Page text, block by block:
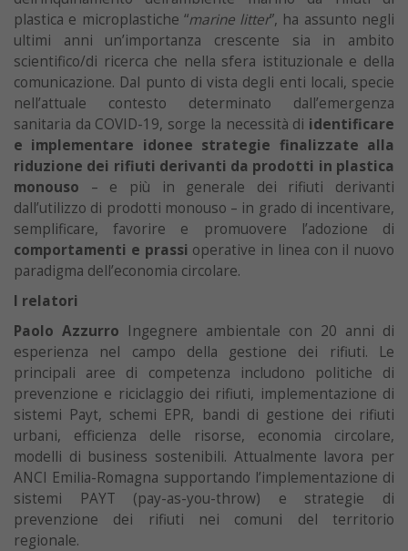
plastica e microplastiche “marine litter”, ha assunto negli
ultimi anni un’importanza crescente sia in ambito
scientifico/di ricerca che nella sfera istituzionale e della
comunicazione. Dal punto di vista degli enti locali, specie
nell’attuale contesto determinato dall’emergenza
sanitaria da COVID-19, sorge la necessità di identificare
e implementare idonee strategie finalizzate alla
riduzione dei rifiuti derivanti da prodotti in plastica
monouso – e più in generale dei rifiuti derivanti
dall’utilizzo di prodotti monouso – in grado di incentivare,
semplificare, favorire e promuovere l’adozione di
comportamenti e prassi operative in linea con il nuovo
paradigma dell’economia circolare.
I relatori
Paolo Azzurro Ingegnere ambientale con 20 anni di
esperienza nel campo della gestione dei rifiuti. Le
principali aree di competenza includono politiche di
prevenzione e riciclaggio dei rifiuti, implementazione di
sistemi Payt, schemi EPR, bandi di gestione dei rifiuti
urbani, efficienza delle risorse, economia circolare,
modelli di business sostenibili. Attualmente lavora per
ANCI Emilia-Romagna supportando l’implementazione di
sistemi PAYT (pay-as-you-throw) e strategie di
prevenzione dei rifiuti nei comuni del territorio
regionale.